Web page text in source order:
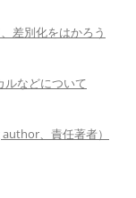
差別化をはかろう
ルなどについて
、責任著者）